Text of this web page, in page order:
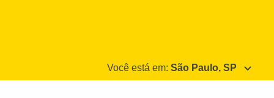
Você está em: São Paulo, SP